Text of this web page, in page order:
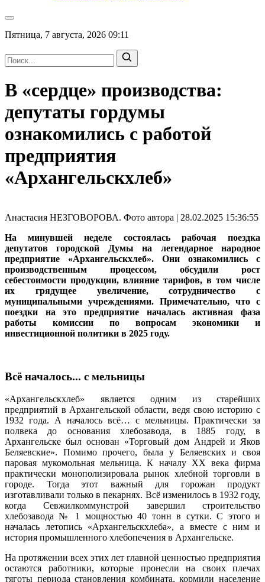
Пятница, 7 августа, 2026 09:11
В «сердце» производства:
депутаты гордумы
ознакомились с работой
предприятия
«Архангельскхлеб»
Анастасия НЕЗГОВОРОВА. Фото автора | 28.02.2025 15:36:55
На минувшей неделе состоялась рабочая поездка
депутатов городской Думы на легендарное народное
предприятие «Архангельскхлеб». Они ознакомились с
производственным процессом, обсудили рост
себестоимости продукции, влияние тарифов, в том числе
их грядущее увеличение, сотрудничество с
муниципальными учреждениями. Примечательно, что с
поездки на это предприятие началась активная фаза
работы комиссии по вопросам экономики и
инвестиционной политики в 2025 году.
Всё началось... с мельницы
«Архангельскхлеб» является одним из старейших
предприятий в Архангельской области, ведя свою историю с
1932 года. А началось всё… с мельницы. Практически за
полвека до основания хлебозавода, в 1885 году, в
Архангельске был основан «Торговый дом Андрей и Яков
Беляевские». Помимо прочего, была у Беляевских и своя
паровая мукомольная мельница. К началу XX века фирма
практически монополизировала рынок хлебной торговли в
городе. Тогда этот важный для горожан продукт
изготавливали только в пекарнях. Всё изменилось в 1932 году,
когда Севжилкоммунстрой завершил строительство
хлебозавода № 1 мощностью 40 тонн в сутки. С этого и
началась летопись «Архангельскхлеба», а вместе с ним и
история промышленного хлебопечения в Архангельске.
На протяжении всех этих лет главной ценностью предприятия
остаются работники, которые пронесли на своих плечах
тяготы периода становления комбината, кормили население